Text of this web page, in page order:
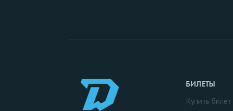
БИЛЕТЫ
Купить билет